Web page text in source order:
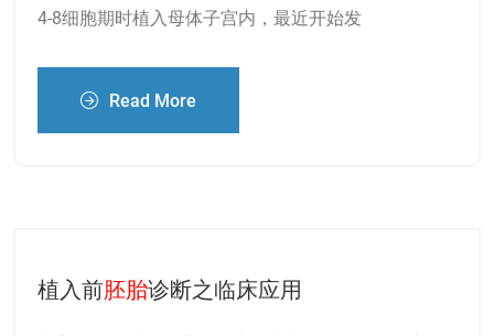
4-8细胞期时植入母体子宫内，最近开始发
Read More
植入前胚胎诊断之临床应用